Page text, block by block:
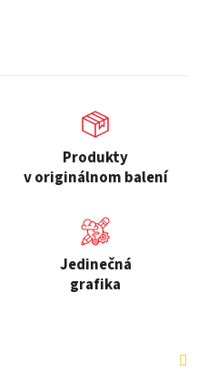
Produkty
v originálnom balení
Jedinečná
grafika